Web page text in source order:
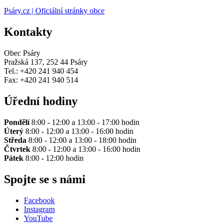
Psáry.cz | Oficiální stránky obce
Kontakty
Obec Psáry
Pražská 137, 252 44 Psáry
Tel.: +420 241 940 454
Fax: +420 241 940 514
Úřední hodiny
Pondělí8:00 - 12:00 a 13:00 - 17:00 hodin
Úterý 8:00 - 12:00 a 13:00 - 16:00 hodin
Středa 8:00 - 12:00 a 13:00 - 18:00 hodin
Čtvrtek 8:00 - 12:00 a 13:00 - 16:00 hodin
Pátek 8:00 - 12:00 hodin
Spojte se s námi
Facebook
Instagram
YouTube